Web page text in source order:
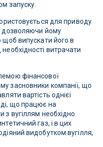
запуску.
для приводу
дозволяючи йому
щоб випускати його в
витрачати
фінансової
засновники компанії, що
вартість однієї
що працює на
з вугіллям необхідно
газ, і в цих
видобутком вугілля,